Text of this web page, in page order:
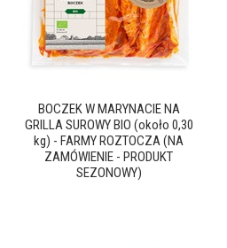
BOCZEK W MARYNACIE NA
GRILLA SUROWY BIO (około 0,30
kg) - FARMY ROZTOCZA (NA
ZAMÓWIENIE - PRODUKT
SEZONOWY)